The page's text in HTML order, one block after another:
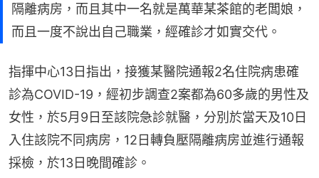
隔離病房，而且其中一名就是萬華某茶館的老闆娘，
而且一度不說出自己職業，經確診才如實交代。
指揮中心13日指出，接獲某醫院通報2名住院病患確
診為COVID-19，經初步調查2案都為60多歲的男性及
女性，於5月9日至該院急診就醫，分別於當天及10日
入住該院不同病房，12日轉負壓隔離病房並進行通報
採檢，於13日晚間確診。